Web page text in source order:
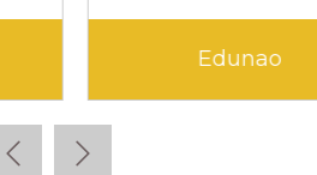
Klara